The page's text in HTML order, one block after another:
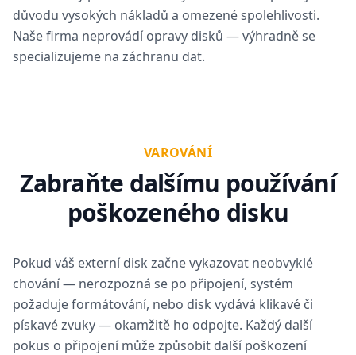
důvodu vysokých nákladů a omezené spolehlivosti.
Naše firma neprovádí opravy disků — výhradně se
specializujeme na záchranu dat.
VAROVÁNÍ
Zabraňte dalšímu používání
poškozeného disku
Pokud váš externí disk začne vykazovat neobvyklé
chování — nerozpozná se po připojení, systém
požaduje formátování, nebo disk vydává klikavé či
pískavé zvuky — okamžitě ho odpojte. Každý další
pokus o připojení může způsobit další poškození